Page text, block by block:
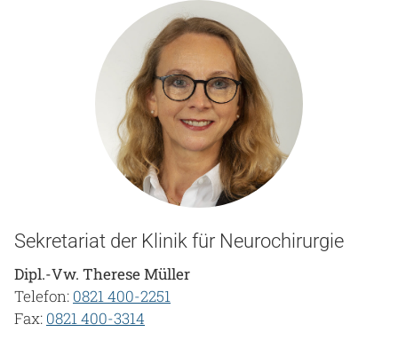
Sekretariat der Klinik für Neurochirurgie
Dipl.-Vw. Therese Müller
Telefon: 0821 400-2251
Fax: 0821 400-3314